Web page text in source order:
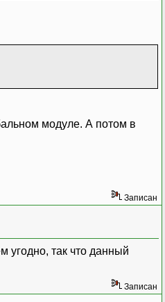
модуле. А потом в
Записан
угодно, так что данный
Записан